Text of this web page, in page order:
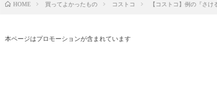
HOME 買ってよかったもの コストコ 【コストコ】例の『さ
本ページはプロモーションが含まれています